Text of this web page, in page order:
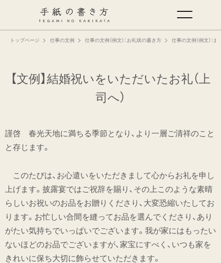
トップページ 仕事の文例 仕事の文例（例文）：お礼状の書き方 仕事の文例（例文）：お
【文例】結婚祝いをいただいたお礼（上
司へ）
謹啓 春光天地に満ちる季節となり、より一層ご清祥のこと
と存じます。
このたびは、お心遣いをいただきまして心からお礼を申し
上げます。披露宴ではご祝辞を賜り、その上このような素晴
らしいお祝いのお品をお贈りくださり、大変恐縮いたしてお
ります。お忙しい合間を縫ってお品を選んでくださり、あり
がたい気持ちでいっぱいでございます。我が家にはもったい
ないほどのお品でございますが、家宝にすべく、いつも家を
きれいに保ち大切に飾らせていただきます。
手紙の基本
仕事の手紙の書き方
仕事の文例
ミドリオフィシャルサイト